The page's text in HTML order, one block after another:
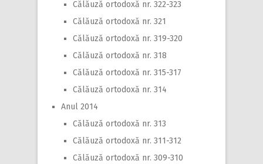
Călăuză ortodoxă nr. 322-323
Călăuză ortodoxă nr. 321
Călăuză ortodoxă nr. 319-320
Călăuză ortodoxă nr. 318
Călăuză ortodoxă nr. 315-317
Călăuză ortodoxă nr. 314
Anul 2014
Călăuză ortodoxă nr. 313
Călăuză ortodoxă nr. 311-312
Călăuză ortodoxă nr. 309-310